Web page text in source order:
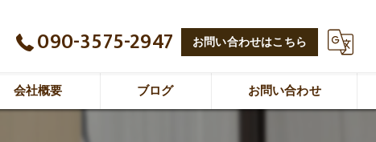
090-3575-2947 お問い合わせはこちら
会社概要 ブログ お問い合わせ